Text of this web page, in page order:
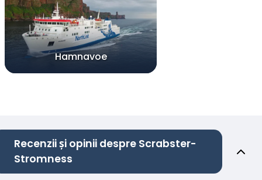
Hamnavoe
Recenzii și opinii despre Scrabster-
Stromness